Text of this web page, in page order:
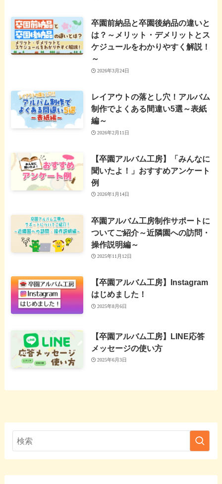
卒園前納品と卒園後納品の違いと
は？～メリット・デメリットとス
ケジュールをわかりやすく解説！
～
2026年3月24日
レイアウトの落とし穴！アルバム
制作でよくある間違い5選～表紙
編～
2026年2月11日
【卒園アルバム工房】「みんなに
聞いたよ！」おすすめアンケート
例
2026年1月14日
卒園アルバム工房制作サポートに
ついてご紹介～近隣園への訪問・
操作説明編～
2025年11月12日
【卒園アルバム工房】Instagram
はじめました！
2025年8月6日
【卒園アルバム工房】LINE応答
メッセージの使い方
2025年6月3日